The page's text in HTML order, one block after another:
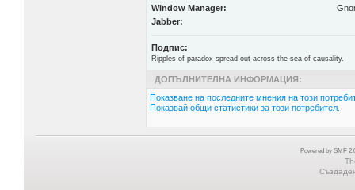
Window Manager:
Jabber:
Подпис:
Ripples of paradox spread out across the sea of causality.
ДОПЪЛНИТЕЛНА ИНФОРМАЦИЯ:
Показване на последните мнения на този
Показвай общи статистики за този потребител.
Powered by SMF